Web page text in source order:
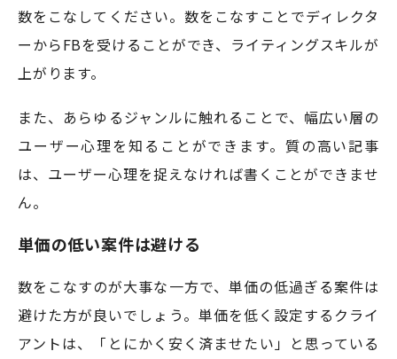
数をこなしてください。数をこなすことでディレクタ
ーからFBを受けることができ、ライティングスキルが
上がります。
また、あらゆるジャンルに触れることで、幅広い層の
ユーザー心理を知ることができます。質の高い記事
は、ユーザー心理を捉えなければ書くことができませ
ん。
単価の低い案件は避ける
数をこなすのが大事な一方で、単価の低過ぎる案件は
避けた方が良いでしょう。単価を低く設定するクライ
アントは、「とにかく安く済ませたい」と思っている